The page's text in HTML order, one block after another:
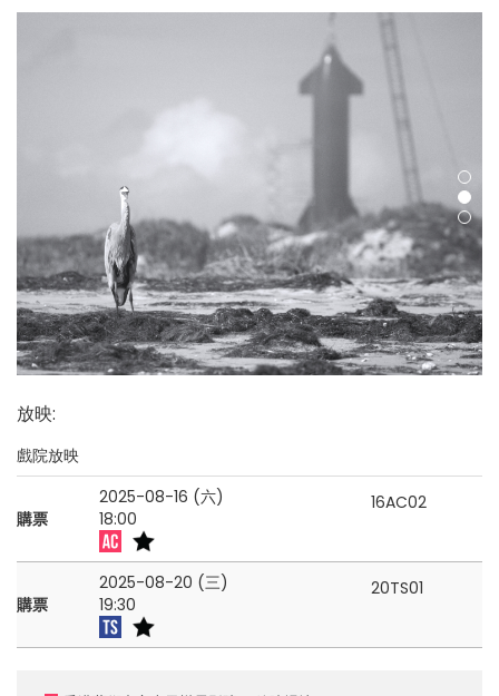
放映:
戲院放映
購票
2025-08-16 (六)
18:00
16AC02
購票
2025-08-20 (三)
19:30
20TS01